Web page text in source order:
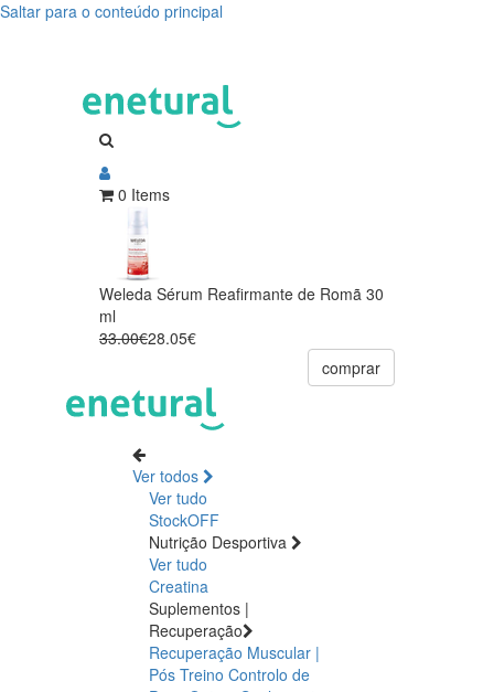
Saltar para o conteúdo principal
0 Items
Weleda Sérum Reafirmante de Romã 30
ml
33.00€28.05€
comprar
Ver todos
Ver tudo
StockOFF
Nutrição Desportiva
Ver tudo
Creatina
Suplementos |
Recuperação
Recuperação Muscular |
Pós Treino Controlo de